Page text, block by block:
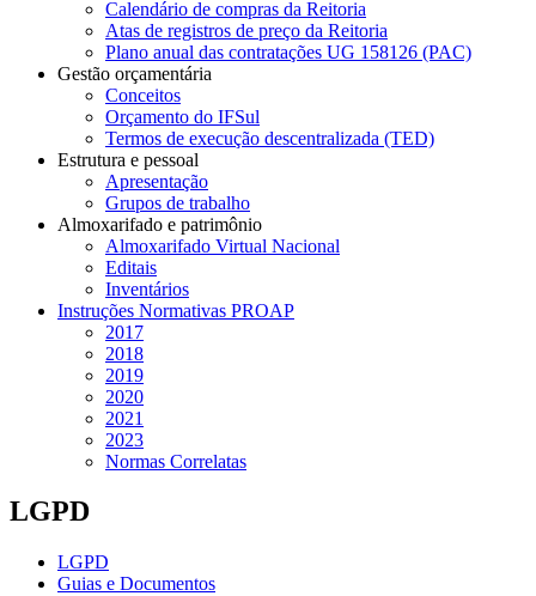
Calendário de compras da Reitoria
Atas de registros de preço da Reitoria
Plano anual das contratações UG 158126 (PAC)
Gestão orçamentária
Conceitos
Orçamento do IFSul
Termos de execução descentralizada (TED)
Estrutura e pessoal
Apresentação
Grupos de trabalho
Almoxarifado e patrimônio
Almoxarifado Virtual Nacional
Editais
Inventários
Instruções Normativas PROAP
2017
2018
2019
2020
2021
2023
Normas Correlatas
LGPD
LGPD
Guias e Documentos